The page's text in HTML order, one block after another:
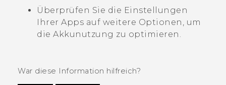
Überprüfen Sie die Einstellungen
Ihrer Apps auf weitere Optionen, um
die Akkunutzung zu optimieren.
War diese Information hilfreich?